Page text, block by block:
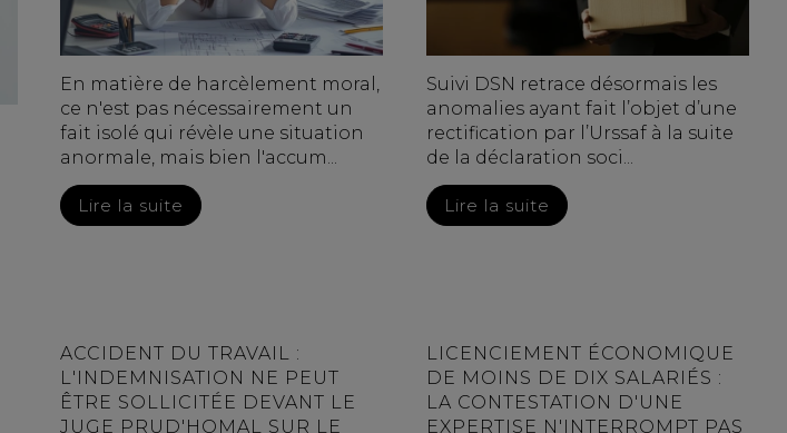
En matière de harcèlement moral,
ce n'est pas nécessairement un
fait isolé qui révèle une situation
anormale, mais bien l'accum...
Lire la suite
Suivi DSN retrace désormais les
anomalies ayant fait l’objet d’une
rectification par l’Urssaf à la suite
de la déclaration soci...
Lire la suite
ACCIDENT DU TRAVAIL :
L'INDEMNISATION NE PEUT
ÊTRE SOLLICITÉE DEVANT LE
JUGE PRUD'HOMAL SUR LE
LICENCIEMENT ÉCONOMIQUE
DE MOINS DE DIX SALARIÉS :
LA CONTESTATION D'UNE
EXPERTISE N'INTERROMPT PAS